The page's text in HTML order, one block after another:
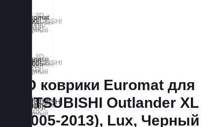
3D коврики Euromat для
MITSUBISHI Outlander XL
(2005-2013), Lux, Черный